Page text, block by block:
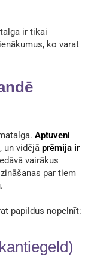
ir tikai
ko varat
Aptuveni
un vidējā prēmija ir
vairākus
par tiem
papildus nopelnīt: